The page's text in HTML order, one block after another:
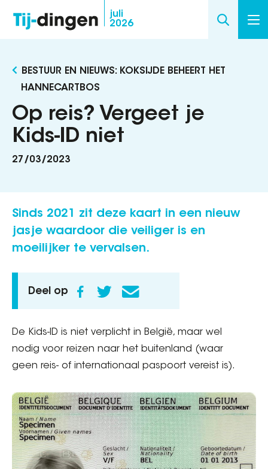
inhoud
gaan
juli
2026
BESTUUR EN NIEUWS: KOKSIJDE BEHEERT HET
HANNECARTBOS
Op reis? Vergeet je
Kids-ID niet
27/03/2023
Sinds 2021 zit deze kaart in een nieuw
jasje waardoor die veiliger is en
moeilijker te vervalsen.
Deel op
De Kids-ID is niet verplicht in België, maar wel
nodig voor reizen naar het buitenland (waar
geen reis- of internationaal paspoort vereist is).